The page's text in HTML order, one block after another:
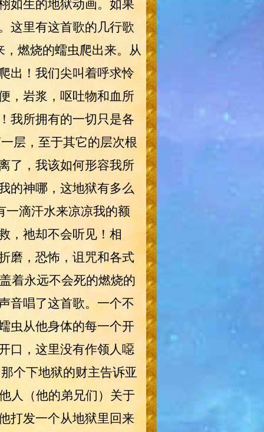
如生的地狱动画。如果
这里有这首歌的几行歌
燃烧的蠕虫爬出来。从
出！我们尖叫着呼求怜
，岩浆，呕吐物和血所
我所拥有的一切只是各
层，至于其它的层次根
了，我该如何形容我所
的神哪，这地狱有多么
滴汗水来凉凉我的额
，祂却不会听见！相
磨，恐怖，诅咒和各式
着永远不会死的燃烧的
音唱了这首歌。一个不
虫从他身体的每一个开
口，这里没有作领人噁
个下地狱的财主告诉亚
人（他的弟兄们）关于
打发一个从地狱里回来